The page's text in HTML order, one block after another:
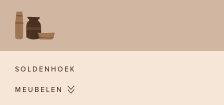
content
SOLDENHOEK
MEUBELEN